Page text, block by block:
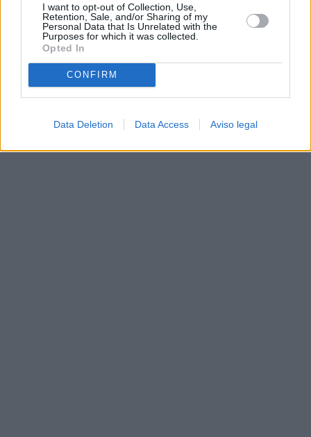
I want to opt-out of Collection, Use,
Retention, Sale, and/or Sharing of my
Personal Data that Is Unrelated with the
Purposes for which it was collected.
Opted In
CONFIRM
Data Deletion Data Access Aviso legal